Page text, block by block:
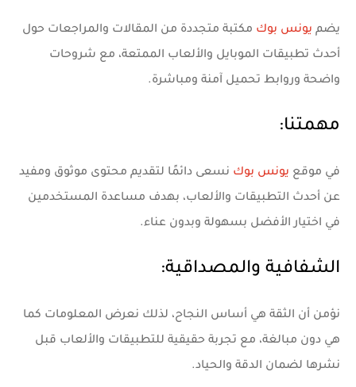
يضم يونس بوك مكتبة متجددة من المقالات والمراجعات حول
أحدث تطبيقات الموبايل والألعاب الممتعة، مع شروحات
واضحة وروابط تحميل آمنة ومباشرة.
مهمتنا:
في موقع يونس بوك نسعى دائمًا لتقديم محتوى موثوق ومفيد
عن أحدث التطبيقات والألعاب، بهدف مساعدة المستخدمين
في اختيار الأفضل بسهولة وبدون عناء.
الشفافية والمصداقية:
نؤمن أن الثقة هي أساس النجاح، لذلك نعرض المعلومات كما
هي دون مبالغة، مع تجربة حقيقية للتطبيقات والألعاب قبل
نشرها لضمان الدقة والحياد.